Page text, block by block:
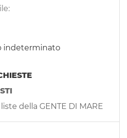
indeterminato
della GENTE DI MARE